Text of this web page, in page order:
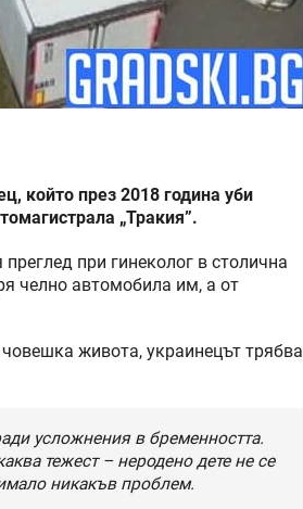
който през 2018 година уби
„Тракия”.
при гинеколог в столична
челно автомобила им, а от
живота, украинецът трябва
усложнения в бременността.
тежест – неродено дете не се
никакъв проблем.